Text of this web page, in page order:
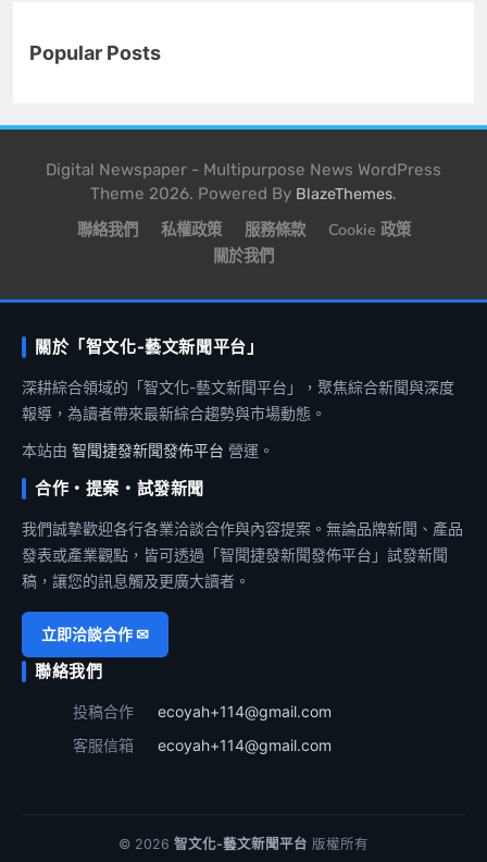
Popular Posts
Digital Newspaper - Multipurpose News WordPress
Theme 2026. Powered By BlazeThemes.
聯絡我們 私權政策 服務條款
Cookie 政策
關於我們
關於「智文化-藝文新聞平台」
深耕綜合領域的「智文化-藝文新聞平台」，聚焦綜合新聞與深度
報導，為讀者帶來最新綜合趨勢與市場動態。
本站由 智聞捷發新聞發佈平台 營運。
合作・提案・試發新聞
我們誠摯歡迎各行各業洽談合作與內容提案。無論品牌新聞、產品
發表或產業觀點，皆可透過「智聞捷發新聞發佈平台」試發新聞
稿，讓您的訊息觸及更廣大讀者。
立即洽談合作 ✉
聯絡我們
投稿合作
ecoyah+114@gmail.com
客服信箱
ecoyah+114@gmail.com
© 2026 智文化-藝文新聞平台 版權所有